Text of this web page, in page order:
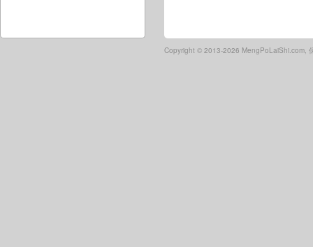
Copyright © 2013-2026 MengPoLaiShi.com,